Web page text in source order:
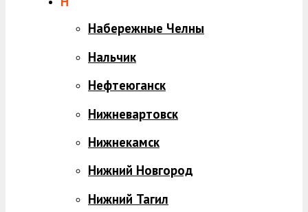
Набережные Челны
Нальчик
Нефтеюганск
Нижневартовск
Нижнекамск
Нижний Новгород
Нижний Тагил